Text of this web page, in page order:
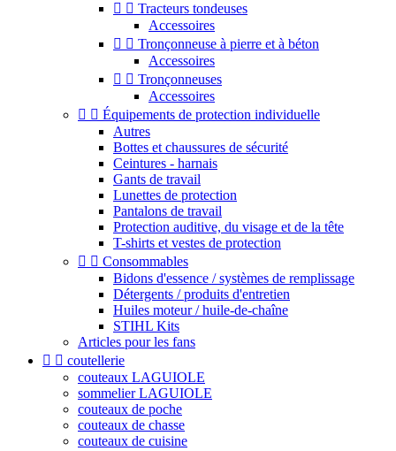
  Tracteurs tondeuses
Accessoires
  Tronçonneuse à pierre et à béton
Accessoires
  Tronçonneuses
Accessoires
  Équipements de protection individuelle
Autres
Bottes et chaussures de sécurité
Ceintures - harnais
Gants de travail
Lunettes de protection
Pantalons de travail
Protection auditive, du visage et de la tête
T-shirts et vestes de protection
  Consommables
Bidons d'essence / systèmes de remplissage
Détergents / produits d'entretien
Huiles moteur / huile-de-chaîne
STIHL Kits
Articles pour les fans
  coutellerie
couteaux LAGUIOLE
sommelier LAGUIOLE
couteaux de poche
couteaux de chasse
couteaux de cuisine